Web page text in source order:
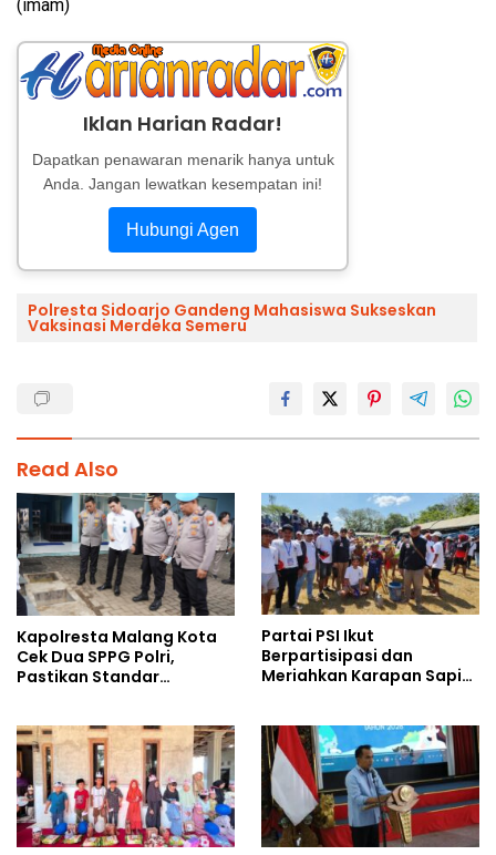
(imam)
Iklan Harian Radar!
Dapatkan penawaran menarik hanya untuk
Anda. Jangan lewatkan kesempatan ini!
Hubungi Agen
Polresta Sidoarjo Gandeng Mahasiswa Sukseskan
Vaksinasi Merdeka Semeru
Read Also
Kapolresta Malang Kota
Cek Dua SPPG Polri,
Pastikan Standar
Berjalan Optimal
Partai PSI Ikut
Berpartisipasi dan
Meriahkan Karapan Sapi